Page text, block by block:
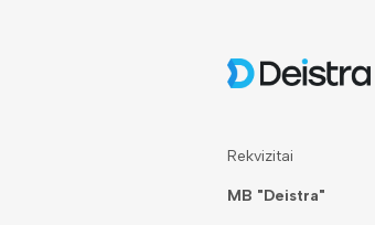
Rekvizitai
MB "Deistra"